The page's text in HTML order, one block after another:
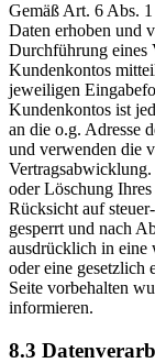
Gemäß Art. 6 Abs.
Daten erhoben und
Durchführung eines
Kundenkontos
jeweiligen
Kundenkontos ist
an die o.g. Adresse
und verwenden die
oder Löschung
Rücksicht auf
gesperrt und nach
ausdrücklich in eine
oder eine gesetzlich
Seite vorbehalten
informieren.
8.3